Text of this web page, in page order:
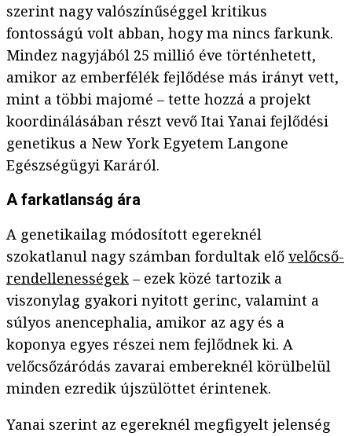
szerint nagy valószínűséggel kritikus
fontosságú volt abban, hogy ma nincs farkunk.
Mindez nagyjából 25 millió éve történhetett,
amikor az emberfélék fejlődése más irányt vett,
mint a többi majomé – tette hozzá a projekt
koordinálásában részt vevő Itai Yanai fejlődési
genetikus a New York Egyetem Langone
Egészségügyi Karáról.
A farkatlanság ára
A genetikailag módosított egereknél
szokatlanul nagy számban fordultak elő velőcső-
rendellenességek – ezek közé tartozik a
viszonylag gyakori nyitott gerinc, valamint a
súlyos anencephalia, amikor az agy és a
koponya egyes részei nem fejlődnek ki. A
velőcsőzáródás zavarai embereknél körülbelül
minden ezredik újszülöttet érintenek.
Yanai szerint az egereknél megfigyelt jelenség